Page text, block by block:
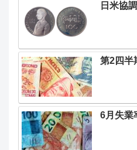
日米協
第2四半
6月失業